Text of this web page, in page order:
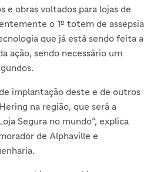
e obras voltados para lojas de
o 1º totem de assepsia
que já está sendo feita a
ação, sendo necessário um
implantação deste e de outros
na região, que será a
Segura no mundo”, explica
de Alphaville e